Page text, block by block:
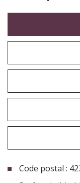
Code postal :